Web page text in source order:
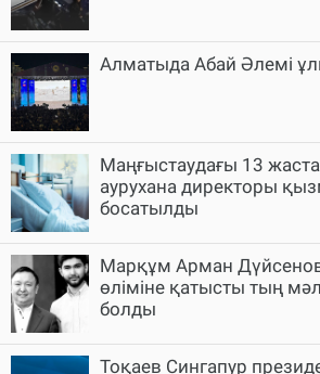
Алматыда Абай Әлемі
Маңғыстаудағы 13
аурухана директоры
босатылды
Марқұм Арман
өліміне қатысты тың
болды
Тоқаев Сингапур